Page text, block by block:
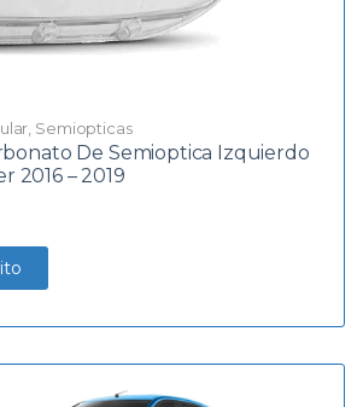
Semiopticas
De Semioptica Izquierdo
2016 – 2019